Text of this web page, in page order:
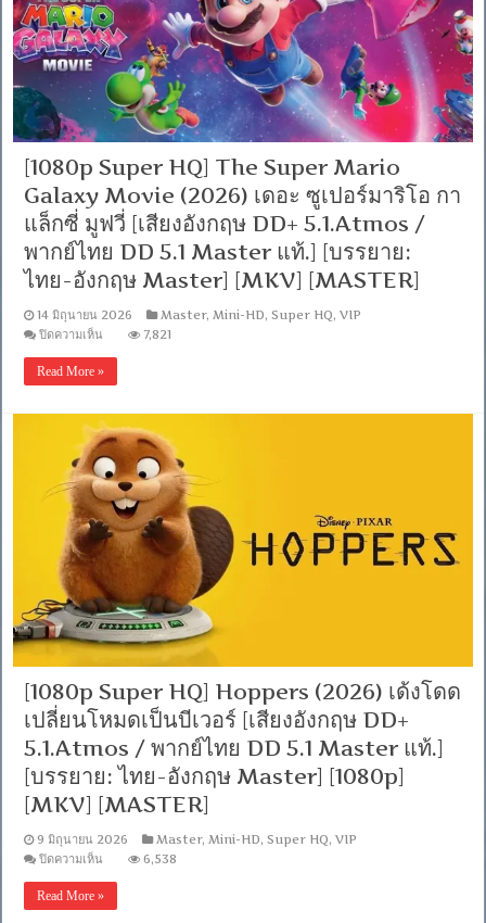
[เสียง
ไทย
AAC
2.0+อังกฤษ
E-
AC3
5.1]
[ซับ
ไทย+อังกฤษ]-
Encode.H.265
[Netflix
(web-
dl)]
[พากย์
ไทย
(Master)]
[1080p]
[MKV]
[MASTER]
[1080p Super HQ] The Super Mario
Galaxy Movie (2026) เดอะ ซูเปอร์มาริโอ กา
แล็กซี่ มูฟวี่ [เสียงอังกฤษ DD+ 5.1.Atmos /
พากย์ไทย DD 5.1 Master แท้.] [บรรยาย:
ไทย-อังกฤษ Master] [MKV] [MASTER]
14 มิถุนายน 2026 Master, Mini-HD,Super HQ,VIP
ปิดความเห็น
HQ]
Super
Mario
Galaxy
Movie
(2026)
เดอะ
ซู
เปอร์
มาริ
กา
แล็ก
ซี่
มูฟ
วี่
[เสียง
อังกฤษ
DD+
5.1.Atmos
/
พากย์
ไทย
DD
Master
ไทย-
อังกฤษ
7,821
Read More »
[1080p Super HQ] Hoppers (2026) เด้งโดด
เปลี่ยนโหมดเป็นบีเวอร์ [เสียงอังกฤษ DD+
5.1.Atmos / พากย์ไทย DD 5.1 Master แท้.]
[บรรยาย: ไทย-อังกฤษ Master] [1080p]
[MKV] [MASTER]
9 มิถุนายน 2026 Master, Mini-HD,Super HQ,VIP
ปิดความเห็น
HQ]
6,538
Read More »